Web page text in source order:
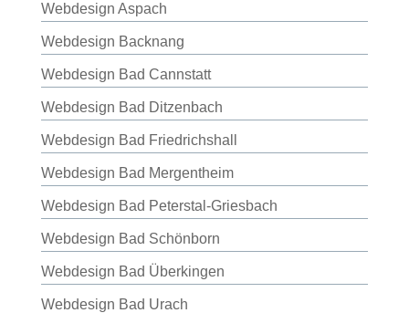
Webdesign Aspach
Webdesign Backnang
Webdesign Bad Cannstatt
Webdesign Bad Ditzenbach
Webdesign Bad Friedrichshall
Webdesign Bad Mergentheim
Webdesign Bad Peterstal-Griesbach
Webdesign Bad Schönborn
Webdesign Bad Überkingen
Webdesign Bad Urach